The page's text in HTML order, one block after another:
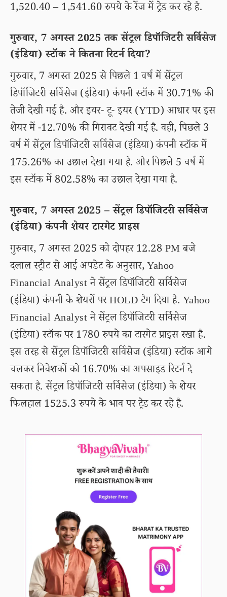
1,520.40 – 1,541.60 रुपये के रेंज में ट्रेड कर रहे है.
गुरुवार, 7 अगस्त 2025 तक सेंट्रल डिपॉजिटरी सर्विसेज
(इंडिया) स्टॉक ने कितना रिटर्न दिया?
गुरुवार, 7 अगस्त 2025 से पिछले 1 वर्ष में सेंट्रल
डिपॉजिटरी सर्विसेज (इंडिया) कंपनी स्टॉक में 30.71% की
तेजी देखी गई है. और इयर- टू- इयर (YTD) आधार पर इस
शेयर में -12.70% की गिरावट देखी गई है. वही, पिछले 3
वर्ष में सेंट्रल डिपॉजिटरी सर्विसेज (इंडिया) कंपनी स्टॉक में
175.26% का उछाल देखा गया है. और पिछले 5 वर्ष में
इस स्टॉक में 802.58% का उछाल देखा गया है.
गुरुवार, 7 अगस्त 2025 – सेंट्रल डिपॉजिटरी सर्विसेज
(इंडिया) कंपनी शेयर टारगेट प्राइस
गुरुवार, 7 अगस्त 2025 को दोपहर 12.28 PM बजे
दलाल स्ट्रीट से आई अपडेट के अनुसार, Yahoo
Financial Analyst ने सेंट्रल डिपॉजिटरी सर्विसेज
(इंडिया) कंपनी के शेयरों पर HOLD टैग दिया है. Yahoo
Financial Analyst ने सेंट्रल डिपॉजिटरी सर्विसेज
(इंडिया) स्टॉक पर 1780 रुपये का टारगेट प्राइस रखा है.
इस तरह से सेंट्रल डिपॉजिटरी सर्विसेज (इंडिया) स्टॉक आगे
चलकर निवेशकों को 16.70% का अपसाइड रिटर्न दे
सकता है. सेंट्रल डिपॉजिटरी सर्विसेज (इंडिया) के शेयर
फिलहाल 1525.3 रुपये के भाव पर ट्रेड कर रहे है.